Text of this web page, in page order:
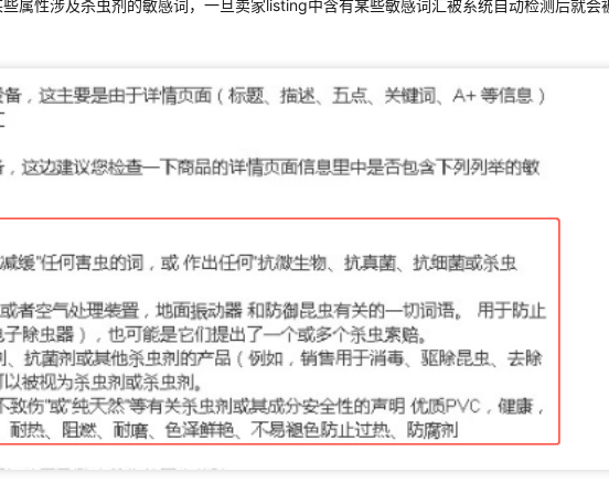
属性涉及杀虫剂的敏感词，一旦卖家listing中含有某些敏感词汇被系统自动检测后就会